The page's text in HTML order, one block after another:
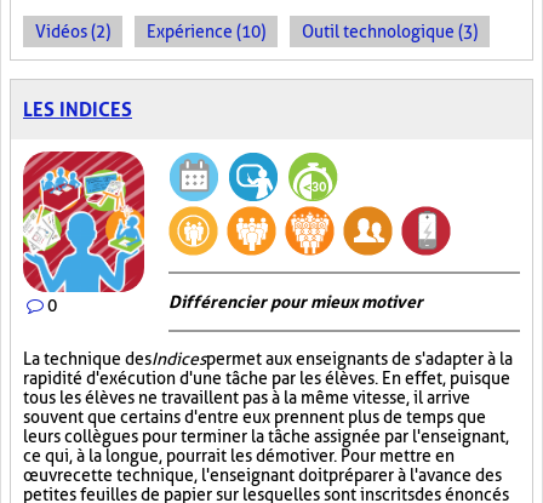
Vidéos (2) Expérience (10) Outil technologique (3)
LES INDICES
0 Différencier pour mieux motiver
La technique desIndicespermet aux enseignants de s'adapter à la
rapidité d'exécution d'une tâche par les élèves. En effet, puisque
tous les élèves ne travaillent pas à la même vitesse, il arrive
souvent que certains d'entre eux prennent plus de temps que
leurs collègues pour terminer la tâche assignée par l'enseignant,
ce qui, à la longue, pourrait les démotiver. Pour mettre en
œuvre cette technique, l'enseignant doit préparer à l'avance des
petites feuilles de papier sur lesquelles sont inscrits des énoncés